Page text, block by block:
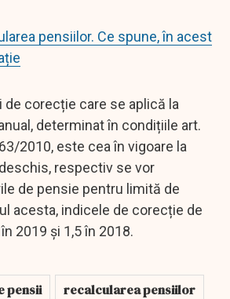
pensiilor. Ce spune, în acest
de corecție care se aplică la
determinat în condițiile art.
2010, este cea în vigoare la
respectiv se vor
de pensie pentru limită de
acesta, indicele de corecție de
2019 și 1,5 în 2018.
pensii
recalcularea pensiilor